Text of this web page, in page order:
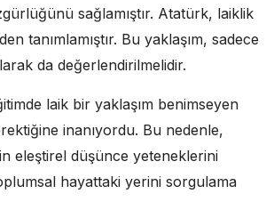
sağlamıştır. Atatürk, laiklik
tanımlamıştır. Bu yaklaşım, sadece
da değerlendirilmelidir.
laik bir yaklaşım benimseyen
inanıyordu. Bu nedenle,
eleştirel düşünce yeteneklerini
hayattaki yerini sorgulama